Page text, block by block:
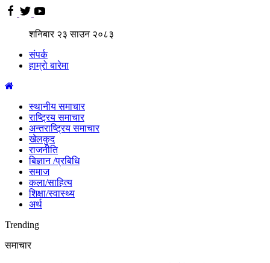
शनिबार २३साउन २०८३
संपर्क
हाम्रो बारेमा
स्थानीय समाचार
राष्ट्रिय समाचार
अन्तराष्ट्रिय समाचार
खेलकुद
राजनीति
बिज्ञान /प्रबिधि
समाज
कला/साहित्य
शिक्षा/स्वास्थ्य
अर्थ
Trending
समाचार